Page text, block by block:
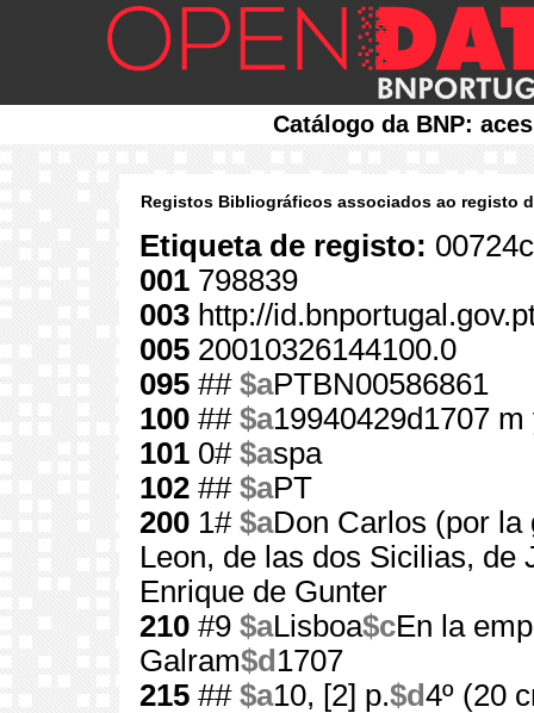
Catálogo da BNP:
Registos Bibliográficos associados ao registo
Etiqueta de registo:
001 798839
003 http://
005 20010326144100.0
095 ## $aPTBN00586861
100 ## $a19940429d1707
101 0# $aspa
102 ## $aPT
200 1# $aDon Carlos (por la
Leon, de las dos Sicilias, de
Enrique de Gunter
210 #9 $aLisboa$cEn la
Galram$d 1707
215 ## $a10, [2] p.$d4º (20